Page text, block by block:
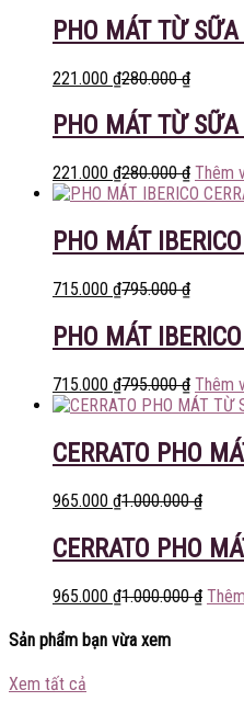
PHO MÁT TỪ
221.000 ₫280.000₫
PHO MÁT TỪ
221.000 ₫280.000₫ Thêm
PHO MÁT
715.000 ₫795.000₫
PHO MÁT
715.000 ₫795.000₫ Thêm
CERRATO PHO
965.000 ₫1.000.000₫
CERRATO PHO
965.000 ₫1.000.000₫
Sản phẩm bạn vừa xem
Xem tất cả